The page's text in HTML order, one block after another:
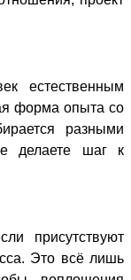
естественным
форма опыта со
разными
делаете шаг к
присутствуют
Это всё лишь